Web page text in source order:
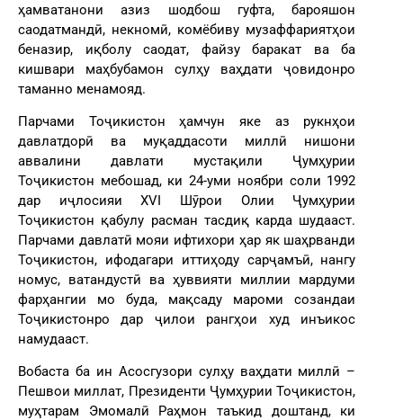
ҳамватанони азиз шодбош гуфта, барояшон
саодатмандӣ, некномӣ, комёбиву музаффариятҳои
беназир, иқболу саодат, файзу баракат ва ба
кишвари маҳбубамон сулҳу ваҳдати ҷовидонро
таманно менамояд.
Парчами Тоҷикистон ҳамчун яке аз рукнҳои
давлатдорӣ ва муқаддасоти миллӣ нишони
аввалини давлати мустақили Ҷумҳурии
Тоҷикистон мебошад, ки 24-уми ноябри соли 1992
дар иҷлосияи XVI Шӯрои Олии Ҷумҳурии
Тоҷикистон қабулу расман тасдиқ карда шудааст.
Парчами давлатӣ мояи ифтихори ҳар як шаҳрванди
Тоҷикистон, ифодагари иттиҳоду сарҷамъӣ, нангу
номус, ватандустӣ ва ҳуввияти миллии мардуми
фарҳангии мо буда, мақсаду мароми созандаи
Тоҷикистонро дар ҷилои рангҳои худ инъикос
намудааст.
Вобаста ба ин Асосгузори сулҳу ваҳдати миллӣ –
Пешвои миллат, Президенти Ҷумҳурии Тоҷикистон,
муҳтарам Эмомалӣ Раҳмон таъкид доштанд, ки